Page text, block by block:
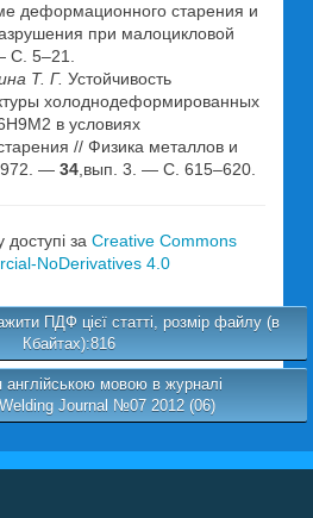
деформационного старения и
при малоцикловой
С. 5–21.
Т. Г. Устойчивость
холоднодеформированных
в условиях
// Физика металлов и
— 34 ,вып. 3. — С. 615–620.
доступі за Creative Commons
NoDerivatives 4.0
ПДФ цієї статті, розмір файлу (в
Кбайтах):816
англійською мовою в журналі
Journal №07 2012 (06)